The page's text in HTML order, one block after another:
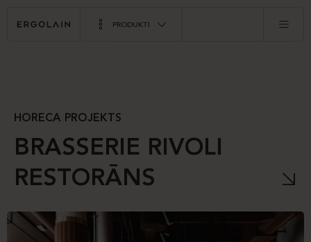
PRODUKTI
HORECA PROJEKTS
BRASSERIE RIVOLI
RESTORĀNS